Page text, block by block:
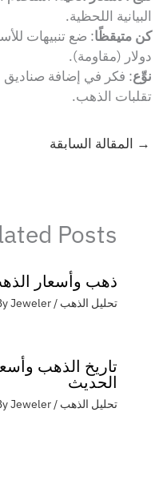
البيانية اللحظية.
كن متيقظًا
دولار (مقاومة).
نوِّع: فكر في إضافة صناديق
تقلبات الذهب.
→ المقالة السابقة
Posts
ذهب وأسعار
تحليل الذهب / By
Jeweler
تاريخ الذهب
الحديث
تحليل الذهب / By
Jeweler